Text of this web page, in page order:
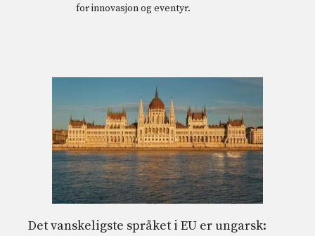
for innovasjon og eventyr.
Det vanskeligste språket i EU er ungarsk: